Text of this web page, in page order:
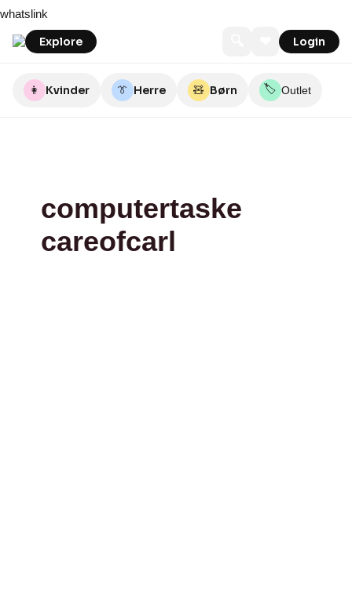
to
content
whatslink
Explore Login
👩 Kvinder 👔 Herre 🧸 Børn 🏷️ Outlet
computertaske
careofcarl
of
Carl